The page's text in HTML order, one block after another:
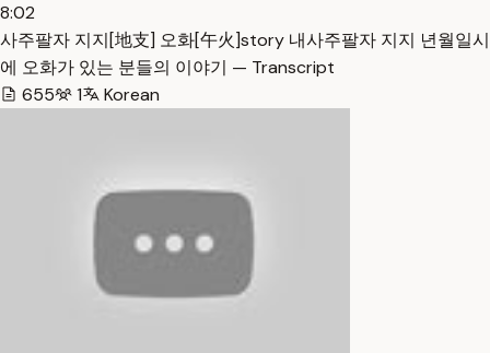
8:02
사주팔자 지지[地支] 오화[午火]story 내사주팔자 지지 년월일시
에 오화가 있는 분들의 이야기 — Transcript
655
1 Korean